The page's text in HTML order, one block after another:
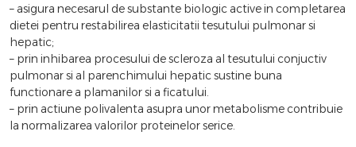
– asigura necesarul de substante biologic active in completarea
dietei pentru restabilirea elasticitatii tesutului pulmonar si
hepatic;
– prin inhibarea procesului de scleroza al tesutului conjuctiv
pulmonar si al parenchimului hepatic sustine buna
functionare a plamanilor si a ficatului.
– prin actiune polivalenta asupra unor metabolisme contribuie
la normalizarea valorilor proteinelor serice.